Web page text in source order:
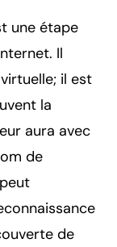
une étape
Il
il est
la
aura avec
de
de